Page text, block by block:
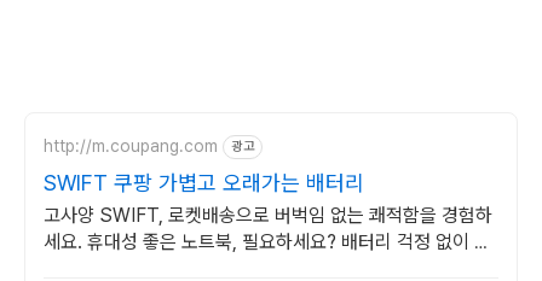
http://m.coupang.com 광고
SWIFT 쿠팡 가볍고 오래가는 배터리
고사양 SWIFT, 로켓배송으로 버벅임 없는 쾌적함을 경험하
세요. 휴대성 좋은 노트북, 필요하세요? 배터리 걱정 없이 쿠